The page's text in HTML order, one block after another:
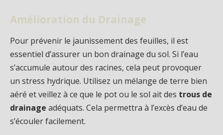
Amélioration du Drainage
Pour prévenir le jaunissement des feuilles, il est
essentiel d’assurer un bon drainage du sol. Si l’eau
s’accumule autour des racines, cela peut provoquer
un stress hydrique. Utilisez un mélange de terre bien
aéré et veillez à ce que le pot ou le sol ait des trous de
drainage adéquats. Cela permettra à l’excès d’eau de
s’écouler facilement.